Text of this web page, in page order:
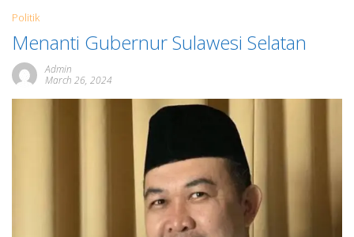
Politik
Menanti Gubernur Sulawesi Selatan
Admin
March 26, 2024